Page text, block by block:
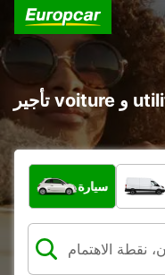
ما نوع المركبة؟
سيارة